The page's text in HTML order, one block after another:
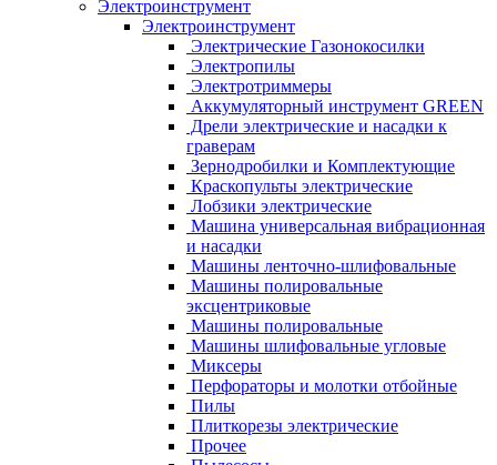
Электроинструмент
Электроинструмент
Электрические Газонокосилки
Электропилы
Электротриммеры
Аккумуляторный инструмент GREEN
Дрели электрические и насадки к
граверам
Зернодробилки и Комплектующие
Краскопульты электрические
Лобзики электрические
Машина универсальная вибрационная
и насадки
Машины ленточно-шлифовальные
Машины полировальные
эксцентриковые
Машины полировальные
Машины шлифовальные угловые
Миксеры
Перфораторы и молотки отбойные
Пилы
Плиткорезы электрические
Прочее